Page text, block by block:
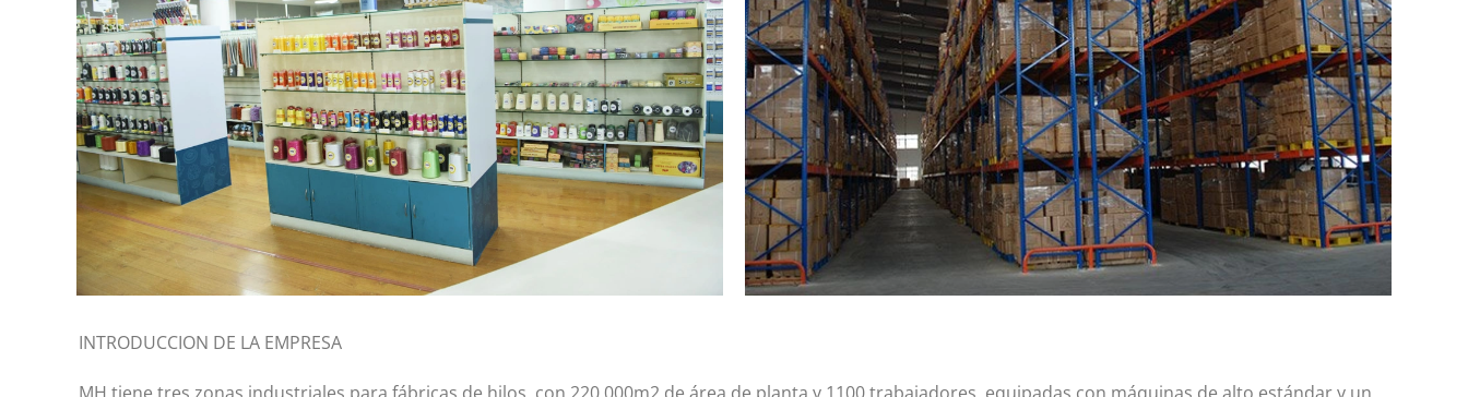
INTRODUCCION DE LA EMPRESA